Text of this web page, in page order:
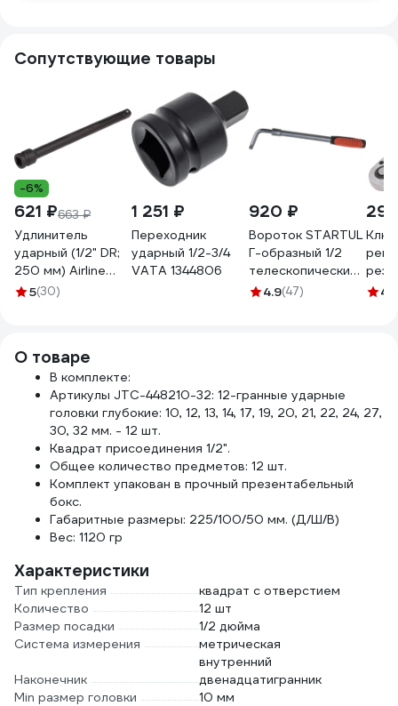
Сопутствующие товары
-6%
621 ₽663 ₽
Удлинитель
ударный (1/2" DR;
250 мм) Airline
AT-IS12-44
5(30)
1 251 ₽
Переходник
ударный 1/2-3/4
VATA 1344806
920 ₽
Вороток STARTUL
Г-образный 1/2
телескопический
380-520 мм PRO-
4.9(47) 4.3
О товаре
В комплекте:
Артикулы JTC-448210-32: 12-гранные ударные
головки глубокие: 10, 12, 13, 14, 17, 19, 20, 21, 22, 24, 27,
30, 32 мм. - 12 шт.
Квадрат присоединения 1/2".
Общее количество предметов: 12 шт.
Комплект упакован в прочный презентабельный
бокс.
Габаритные размеры: 225/100/50 мм. (Д/Ш/В)
Вес: 1120 гр
Характеристики
Тип крепления
квадрат с отверстием
Количество
12 шт
Размер посадки
1/2 дюйма
Система измерения
метрическая
Наконечник
внутренний
двенадцатигранник
Min размер головки
10 мм